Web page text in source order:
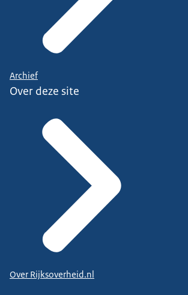
Archief
Over deze site
Over Rijksoverheid.nl